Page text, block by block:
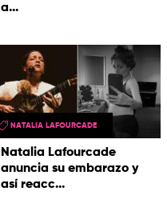
a...
Natalia Lafourcade
anuncia su embarazo y
así reacc...
NATALIA LAFOURCADE